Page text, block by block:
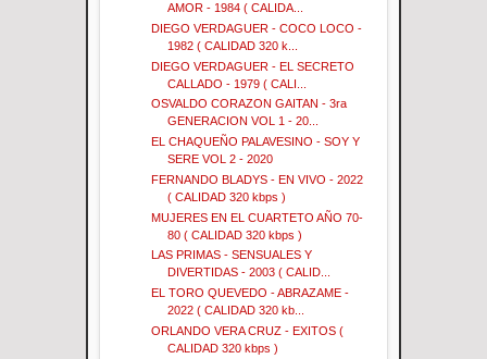
AMOR - 1984 ( CALIDA...
DIEGO VERDAGUER - COCO LOCO -
1982 ( CALIDAD 320 k...
DIEGO VERDAGUER - EL SECRETO
CALLADO - 1979 ( CALI...
OSVALDO CORAZON GAITAN - 3ra
GENERACION VOL 1 - 20...
EL CHAQUEÑO PALAVESINO - SOY Y
SERE VOL 2 - 2020
FERNANDO BLADYS - EN VIVO - 2022
( CALIDAD 320 kbps )
MUJERES EN EL CUARTETO AÑO 70-
80 ( CALIDAD 320 kbps )
LAS PRIMAS - SENSUALES Y
DIVERTIDAS - 2003 ( CALID...
EL TORO QUEVEDO - ABRAZAME -
2022 ( CALIDAD 320 kb...
ORLANDO VERA CRUZ - EXITOS (
CALIDAD 320 kbps )